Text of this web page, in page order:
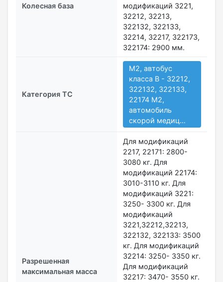
Колесная база
модификаций 3221,
32212, 32213,
322132, 322133,
32214, 32217, 322173,
322174: 2900 мм.
Категория ТС
M2, автобус
класса В - 32212,
322132, 322133,
22174 M2,
автомобиль
скорой медиц…
Разрешенная
максимальная масса
Для модификаций
2217, 22171: 2800-
3080 кг. Для
модификаций 22174:
3010-3110 кг. Для
модификаций 3221:
3250- 3300 кг. Для
модификаций
3221,32212,32213,
322132, 322133: 3500
кг. Для модификаций
32214: 3250- 3350 кг.
Для модификаций
32217: 3470- 3550 кг.